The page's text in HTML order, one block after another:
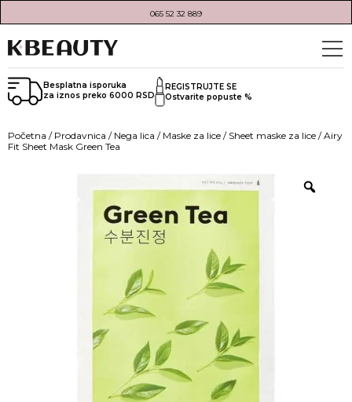
065 52 32 889
Besplatna isporuka
za iznos preko 6000 RSD
REGISTRUJTE SE
Ostvarite popuste %
Početna / Prodavnica / Nega lica / Maske za lice / Sheet maske za lice / Airy
Fit Sheet Mask Green Tea